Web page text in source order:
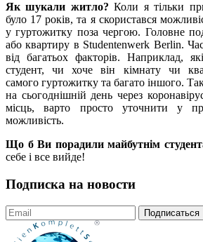
Як шукали житло?Коли я тільки
було 17 років, та я скористався
у гуртожитку поза чергою. Головне
або квартиру в Studentenwerk Berlin.
від багатьох факторів. Наприклад,
студент, чи хоче він кімнату чи
самого гуртожитку та багато іншого.
на сьогоднішній день через
місць, варто просто уточнити у
можливість.
Що б Ви порадили майбутнім
себе і все вийде!
Подписка на новости
Подписаться